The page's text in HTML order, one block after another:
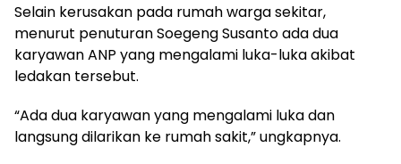
Selain kerusakan pada rumah warga sekitar,
menurut penuturan Soegeng Susanto ada dua
karyawan ANP yang mengalami luka-luka akibat
ledakan tersebut.
“Ada dua karyawan yang mengalami luka dan
langsung dilarikan ke rumah sakit,” ungkapnya.